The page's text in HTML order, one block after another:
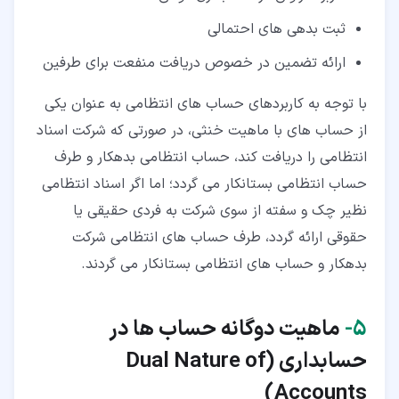
ثبت بدهی های احتمالی
ارائه تضمین در خصوص دریافت منفعت برای طرفین
با توجه به کاربردهای حساب های انتظامی به عنوان یکی
از حساب های با ماهیت خنثی، در صورتی که شرکت اسناد
انتظامی را دریافت کند، حساب انتظامی بدهکار و طرف
حساب انتظامی بستانکار می گردد؛ اما اگر اسناد انتظامی
نظیر چک و سفته از سوی شرکت به فردی حقیقی یا
حقوقی ارائه گردد، طرف حساب های انتظامی شرکت
بدهکار و حساب های انتظامی بستانکار می گردند.
۵‏- ماهیت دوگانه حساب ها در
حسابداری (Dual Nature of